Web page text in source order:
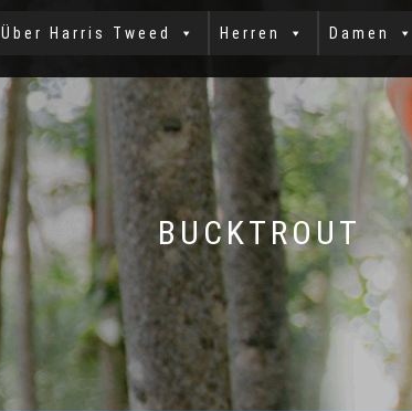
Über Harris Tweed Herren Damen
BUCKTROUT